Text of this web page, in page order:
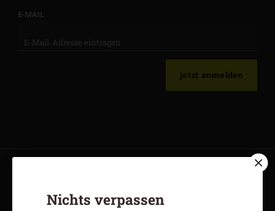
E-MAIL
Jetzt anmelden
Impressum
Nichts verpassen